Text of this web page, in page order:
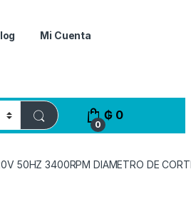
Mi Cuenta
0
₲ 0
50HZ 3400RPM DIAMETRO DE